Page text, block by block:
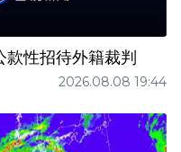
性招待外籍裁判
2026.08.08 19:44